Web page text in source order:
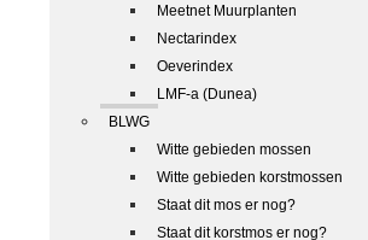
Meetnet Muurplanten
Nectarindex
Oeverindex
LMF-a (Dunea)
BLWG
Witte gebieden mossen
Witte gebieden korstmossen
Staat dit mos er nog?
Staat dit korstmos er nog?